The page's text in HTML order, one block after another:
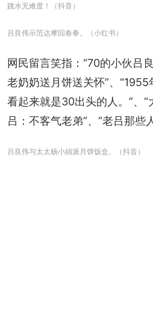
跳水无难度！（抖音）
吕良伟示范达摩回春拳。（小红书）
网民留言笑指：“70的小伙吕
老奶奶送月饼送关怀”、“1955
看起来就是30出头的人。”、
吕：不客气老弟”、“老吕那些
吕良伟与太太杨小娟派月饼饭盒。（抖音）